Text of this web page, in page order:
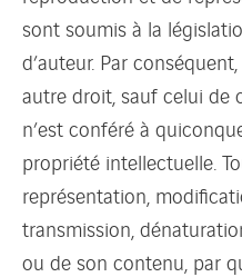
sont soumis à la
d’auteur. Par
autre droit, sauf celui de
n’est conféré à
propriété intellectuelle.
représentation,
transmission,
ou de son contenu, par